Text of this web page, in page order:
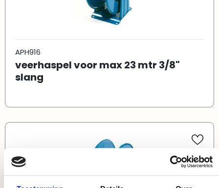
APH916
veerhaspel voor max 23 mtr 3/8"
slang